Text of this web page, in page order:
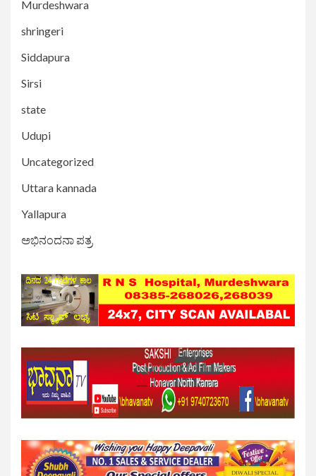
Murdeshwara
shringeri
Siddapura
Sirsi
state
Udupi
Uncategorized
Uttara kannada
Yallapura
ಅಭಿನಂದನಾ ಪತ್ರ